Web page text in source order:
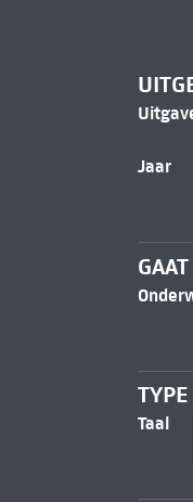
Jaar
TYPE
Taal